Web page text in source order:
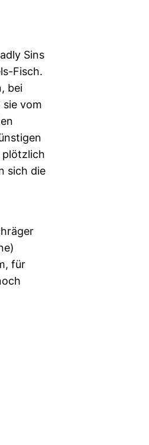
Sins
Fisch.
bei
sie vom
plötzlich
sich die
für